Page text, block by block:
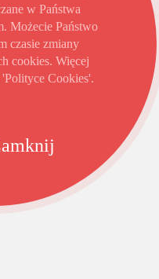
w Państwa
Możecie Państwo
czasie zmiany
cookies. Więcej
'Polityce Cookies'.